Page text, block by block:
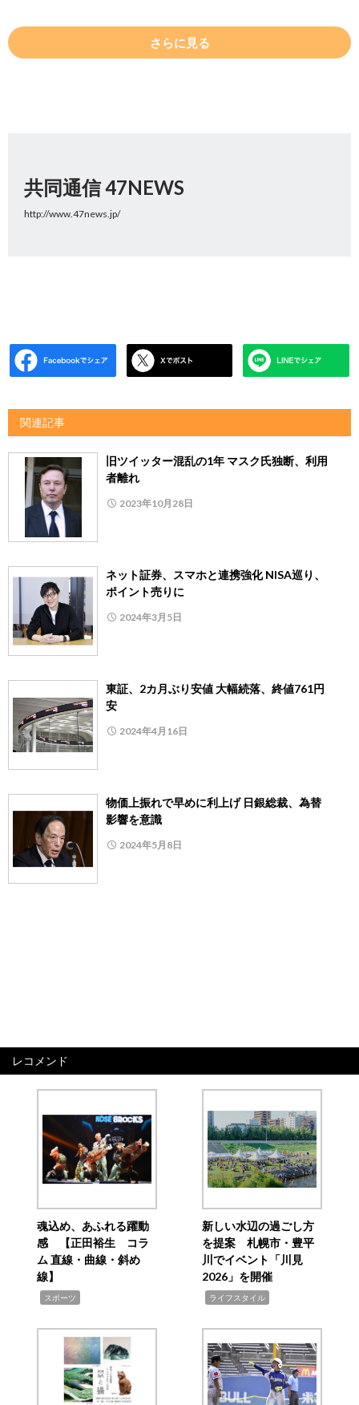
さらに見る
共同通信 47NEWS
http://www.47news.jp/
関連記事
旧ツイッター混乱の1年 マスク氏独断、利用
者離れ
2023年10月28日
ネット証券、スマホと連携強化 NISA巡り、
ポイント売りに
2024年3月5日
東証、2カ月ぶり安値 大幅続落、終値761円
安
2024年4月16日
物価上振れで早めに利上げ 日銀総裁、為替
影響を意識
2024年5月8日
レコメンド
魂込め、あふれる躍動
感 【正田裕生 コラ
ム 直線・曲線・斜め
線】
スポーツ
新しい水辺の過ごし方
を提案 札幌市・豊平
川でイベント「川見
2026」を開催
ライフスタイル